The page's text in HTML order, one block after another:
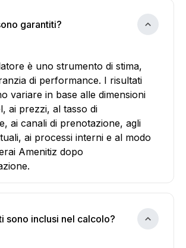
garantiti?
è uno strumento di stima,
di performance. I risultati
variare in base alle dimensioni
ai prezzi, al tasso di
ai canali di prenotazione, agli
ai processi interni e al modo
Amenitiz dopo
sono inclusi nel calcolo?